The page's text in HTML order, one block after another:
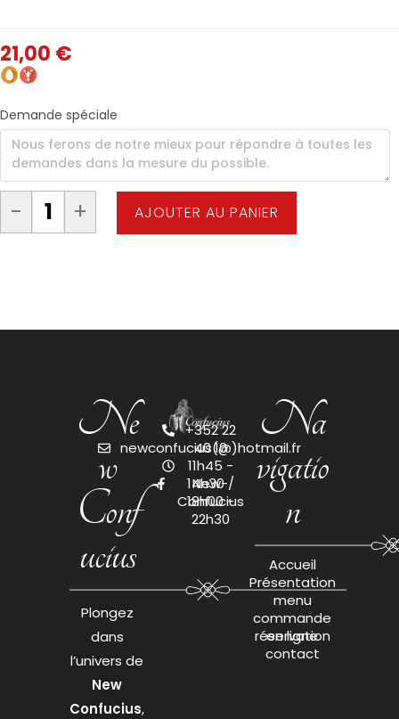
21,00 €
Demande spéciale
- + AJOUTER AU PANIER
Ne
w
Conf
ucius
Plongez
dans
l’univers de
New
Confucius,
+352 22
40 10
newconfucius(@)hotmail.fr
11h45 -
14h30 /
18h00 -
22h30
New-
Confucius
Na
vigatio
n
Accueil
Présentation
menu
commande
en ligne
réservation
contact